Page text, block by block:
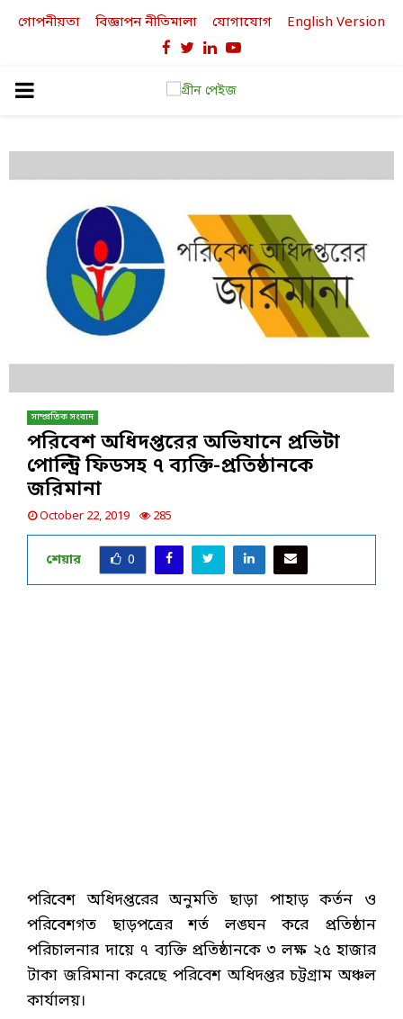
গোপনীয়তা বিজ্ঞাপন নীতিমালা যোগাযোগ English Version
Facebook
TwitterLinkedinYoutube
PRIMARY
সাম্প্রতিক সংবাদ
পরিবেশ অধিদপ্তরের অভিযানে প্রভিটা
পোল্ট্রি ফিডসহ ৭ ব্যক্তি-প্রতিষ্ঠানকে
জরিমানা
October 22, 2019 285
শেয়ার 0
পরিবেশ অধিদপ্তরের অনুমতি ছাড়া পাহাড় কর্তন ও
পরিবেশগত ছাড়পত্রের শর্ত লঙ্ঘন করে প্রতিষ্ঠান
পরিচালনার দায়ে ৭ ব্যক্তি প্রতিষ্ঠানকে ৩ লক্ষ ২৫ হাজার
টাকা জরিমানা করেছে পরিবেশ অধিদপ্তর চট্টগ্রাম অঞ্চল
কার্যালয়।